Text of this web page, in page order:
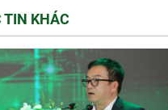
TIN KHÁC